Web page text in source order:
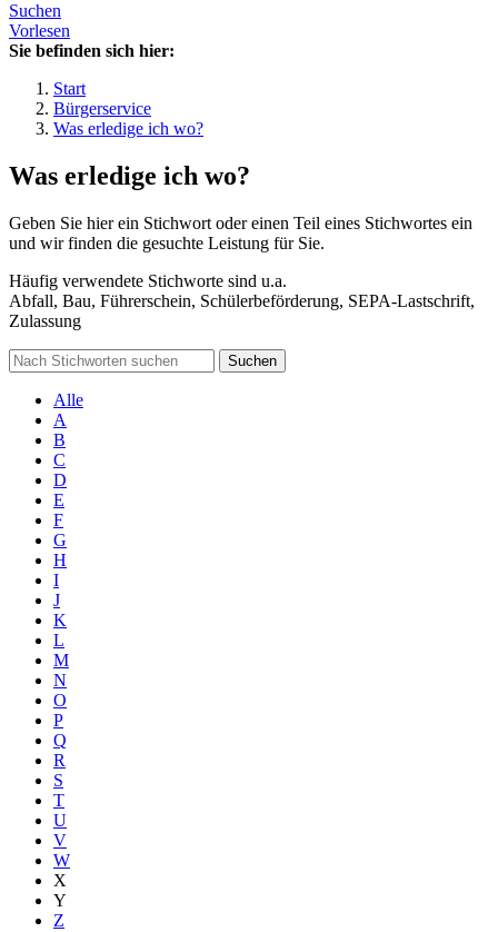
Suchen
Vorlesen
Sie befinden sich hier:
Start
Bürgerservice
Was erledige ich wo?
Was erledige ich wo?
Geben Sie hier ein Stichwort oder einen Teil eines Stichwortes ein
und wir finden die gesuchte Leistung für Sie.
Häufig verwendete Stichworte sind u.a.
Abfall, Bau, Führerschein, Schülerbeförderung, SEPA-Lastschrift,
Zulassung
Suchen
Alle
A
B
C
D
E
F
G
H
I
J
K
L
M
N
O
P
Q
R
S
T
U
V
W
X
Y
Z